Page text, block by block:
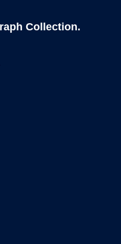
Collection.